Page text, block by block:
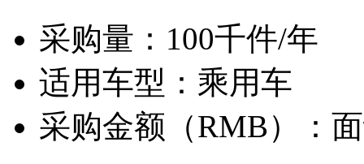
采购量： 100千件/年
适用车型： 乘用车
采购金额（RMB）：